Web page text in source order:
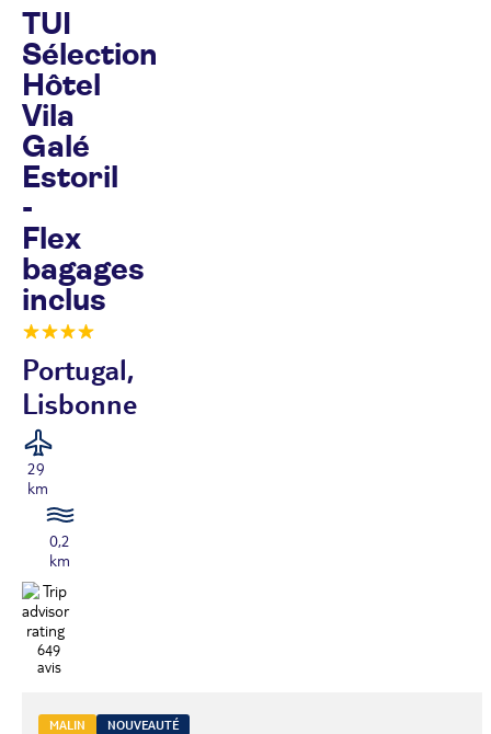
TUI
Sélection
Hôtel
Vila
Galé
Estoril
-
Flex
bagages
inclus
Portugal,
Lisbonne
29
km
0,2
km
649
avis
MALIN NOUVEAUTÉ